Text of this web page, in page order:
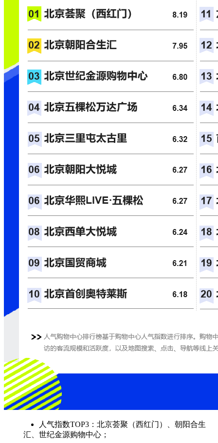
人气指数TOP3：北京荟聚（西红门）、朝阳合生
汇、世纪金源购物中心；